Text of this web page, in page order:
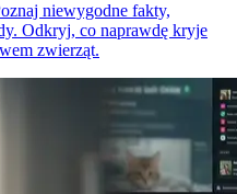
niewygodne fakty,
Odkryj, co naprawdę kryje
zwierząt.